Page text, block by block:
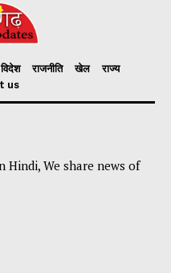
राजनीति खेल
राज्य
us
Hindi, We share news of